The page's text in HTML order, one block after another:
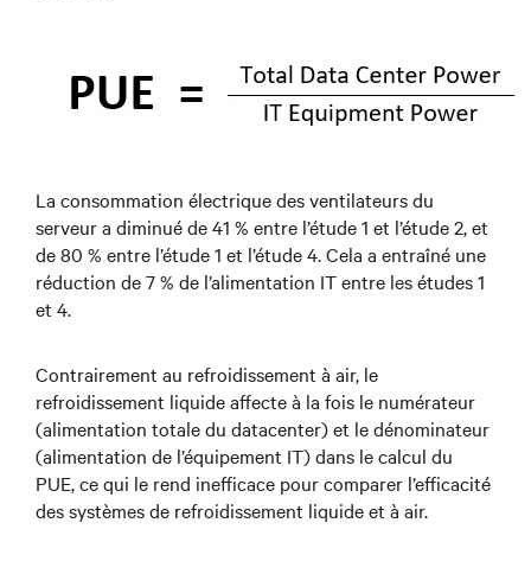
La consommation électrique des ventilateurs du
serveur a diminué de 41 % entre l’étude 1 et l’étude 2, et
de 80 % entre l’étude 1 et l’étude 4. Cela a entraîné une
réduction de 7 % de l’alimentation IT entre les études 1
et 4.
Contrairement au refroidissement à air, le
refroidissement liquide affecte à la fois le numérateur
(alimentation totale du datacenter) et le dénominateur
(alimentation de l’équipement IT) dans le calcul du
PUE, ce qui le rend inefficace pour comparer l’efficacité
des systèmes de refroidissement liquide et à air.